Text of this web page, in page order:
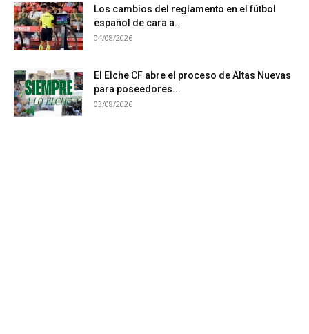
Los cambios del reglamento en el fútbol
español de cara a...
04/08/2026
El Elche CF abre el proceso de Altas Nuevas
para poseedores...
03/08/2026